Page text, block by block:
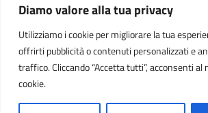
Diamo valore alla tua privacy
Utilizziamo i cookie per migliorare la tua
offrirti pubblicità o contenuti personalizzati e
traffico. Cliccando “Accetta tutti”, acconsenti al
cookie.
Codice meccanografico:NOIC82900G
Codice Indice delle Pubbliche Amministrazioni
Codice unico di fatturazione (CUF): UFJ1I0